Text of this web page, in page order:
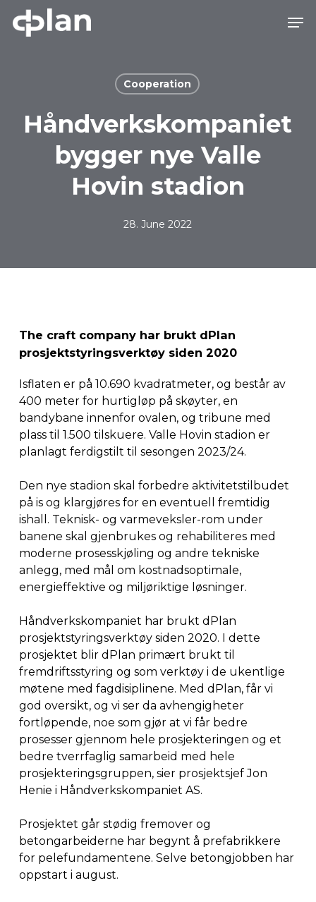
main
Cooperation
Håndverkskompaniet
bygger nye Valle
Hovin stadion
28. June 2022
The craft company har brukt dPlan
prosjektstyringsverktøy siden 2020
Isflaten er på 10.690 kvadratmeter, og består av
400 meter for hurtigløp på skøyter, en
bandybane innenfor ovalen, og tribune med
plass til 1.500 tilskuere. Valle Hovin stadion er
planlagt ferdigstilt til sesongen 2023/24.
Den nye stadion skal forbedre aktivitetstilbudet
på is og klargjøres for en eventuell fremtidig
ishall. Teknisk- og varmeveksler-rom under
banene skal gjenbrukes og rehabiliteres med
moderne prosesskjøling og andre tekniske
anlegg, med mål om kostnadsoptimale,
energieffektive og miljøriktige løsninger.
Håndverkskompaniet har brukt dPlan
prosjektstyringsverktøy siden 2020. I dette
prosjektet blir dPlan primært brukt til
fremdriftsstyring og som verktøy i de ukentlige
møtene med fagdisiplinene. Med dPlan, får vi
god oversikt, og vi ser da avhengigheter
fortløpende, noe som gjør at vi får bedre
prosesser gjennom hele prosjekteringen og et
bedre tverrfaglig samarbeid med hele
prosjekteringsgruppen, sier prosjektsjef Jon
Henie i Håndverkskompaniet AS.
Prosjektet går stødig fremover og
betongarbeiderne har begynt å prefabrikkere
for pelefundamentene. Selve betongjobben har
oppstart i august.